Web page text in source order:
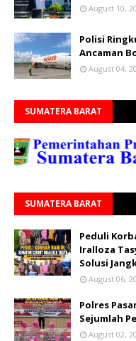
August 10,
Polisi
Ancaman
August 04,
SUMATERA BARAT
SUMATERA BARAT
Peduli
Iralloza
Solusi
August 06,
Polres
Sejumlah
August 02,